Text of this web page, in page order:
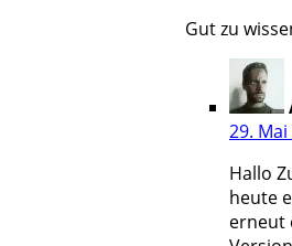
Gut zu
29.
Hallo
heute
erneut